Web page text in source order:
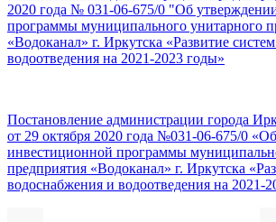
2020 года № 031-06-675/0 "Об
программы муниципального унитарного
«Водоканал» г. Иркутска «Развитие
водоотведения на 2021-2023 годы»
Постановление администрации города
от 29 октября 2020 года №031-06-675/0
инвестиционной программы
предприятия «Водоканал» г. Иркутска
водоснабжения и водоотведения на 2021-